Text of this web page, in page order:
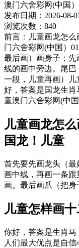
澳门六舍彩网(中国）
发布日期：2026-08-
浏览次数：840
前言：儿童画龙怎
门六舍彩网(中国）
最后画）画身子：
线的画中旁边。尾
一段，儿童再画）
好，答案是国龙生
童澳门六舍彩网(中
儿童画龙怎
国龙！儿童
首先要先画龙头（
画中线，再画一条
画。最后画爪（把身
儿童怎样画
你好，答案是生肖
人们最大优点是自